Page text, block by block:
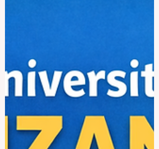
universidad de Seúl suele ser la que
mejor se adapta a los objetivos, intereses
y plane